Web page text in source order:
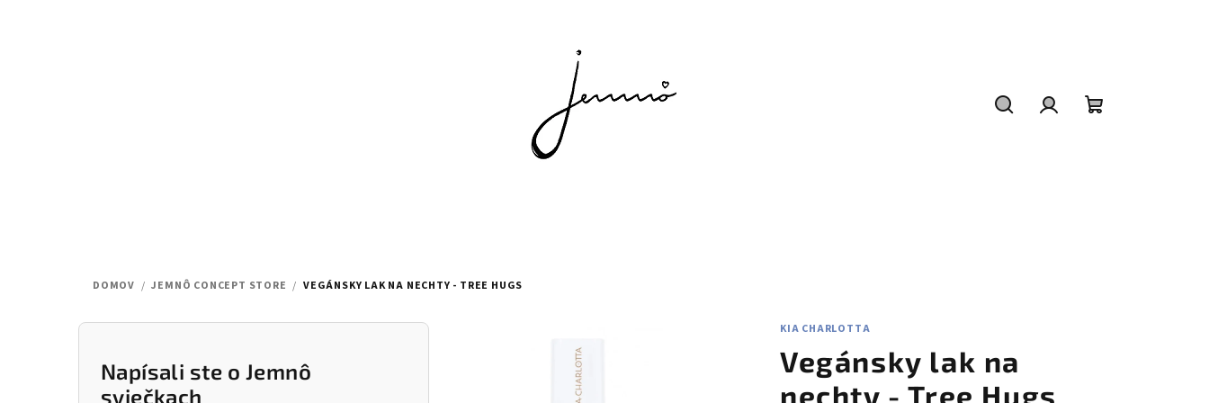
DOMOV / JEMNÔ CONCEPT STORE / VEGÁNSKY LAK NA NECHTY - TREE HUGS
B
Napísali ste o Jemnô
sviečkach
KIA CHARLOTTA
Vegánsky lak na
nechty - Tree Hugs